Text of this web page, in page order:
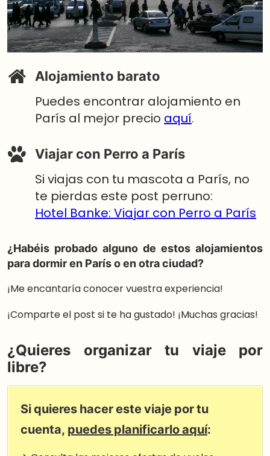
Alojamiento barato
Puedes encontrar alojamiento en
París al mejor precio aquí.
Viajar con Perro a París
Si viajas con tu mascota a París, no
te pierdas este post perruno:
Hotel Banke: Viajar con Perro a París
¿Habéis probado alguno de estos alojamientos
para dormir en París o en otra ciudad?
¡Me encantaría conocer vuestra experiencia!
¡Comparte el post si te ha gustado! ¡Muchas gracias!
¿Quieres organizar tu viaje por
libre?
Si quieres hacer este viaje por tu
cuenta, puedes planificarlo aquí: